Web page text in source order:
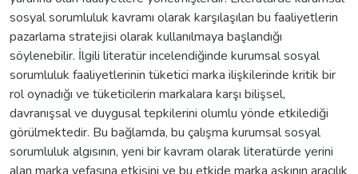
sosyal sorumluluk kavramı olarak karşılaşılan bu faaliyetlerin
pazarlama stratejisi olarak kullanılmaya başlandığı
söylenebilir. İlgili literatür incelendiğinde kurumsal sosyal
sorumluluk faaliyetlerinin tüketici marka ilişkilerinde kritik bir
rol oynadığı ve tüketicilerin markalara karşı bilişsel,
davranışsal ve duygusal tepkilerini olumlu yönde etkilediği
görülmektedir. Bu bağlamda, bu çalışma kurumsal sosyal
sorumluluk algısının, yeni bir kavram olarak literatürde yerini